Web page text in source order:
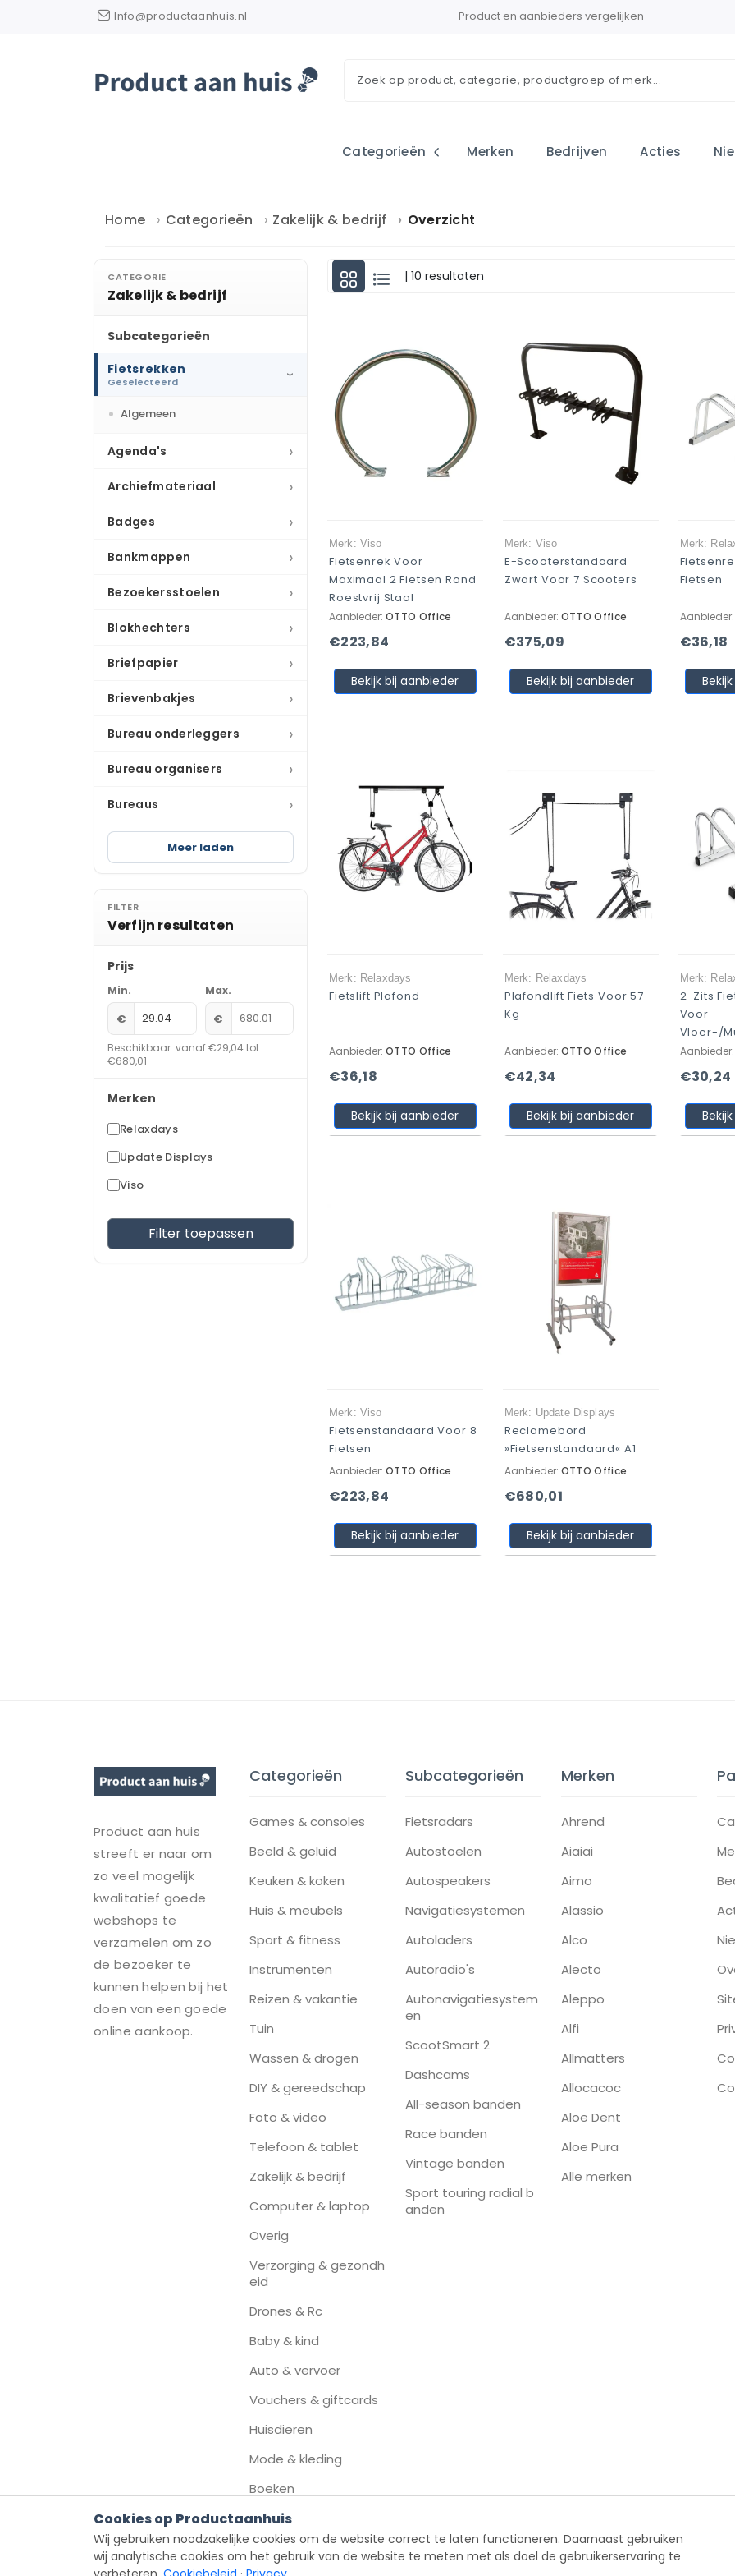
Info@productaanhuis.nl Product en aanbieders vergelijken
Categorieën Merken Bedrijven Acties
Home Categorieën Zakelijk & bedrijf Overzicht
| 10 resultaten
Merk: Viso
Fietsenrek Voor
Maximaal 2 Fietsen Rond
Roestvrij Staal
Aanbieder: OTTO Office
€223,84
Bekijk bij aanbieder
Merk: Viso
E-Scooterstandaard
Zwart Voor 7 Scooters
Aanbieder: OTTO Office
€375,09
Bekijk bij aanbieder
Merk:
Fietsen
Aanbieder:
€36,18
Merk: Relaxdays
Fietslift Plafond
Aanbieder: OTTO Office
€36,18
Bekijk bij aanbieder
Merk: Relaxdays
Plafondlift Fiets Voor 57
Kg
Aanbieder: OTTO Office
€42,34
Bekijk bij aanbieder
Merk:
2-Zits
Voor
Vloer-/
Aanbieder:
€30,24
Merk: Viso
Fietsenstandaard Voor 8
Fietsen
Aanbieder: OTTO Office
€223,84
Bekijk bij aanbieder
Merk: Update Displays
Reclamebord
»Fietsenstandaard« A1
Aanbieder: OTTO Office
€680,01
Bekijk bij aanbieder
CATEGORIE
Zakelijk & bedrijf
Subcategorieën
Fietsrekken
Geselecteerd
›
Algemeen
Agenda's ›
Archiefmateriaal ›
Badges ›
Bankmappen ›
Bezoekersstoelen ›
Blokhechters ›
Briefpapier ›
Brievenbakjes ›
Bureau onderleggers ›
Bureau organisers ›
Bureaus ›
Meer laden
FILTER
Verfijn resultaten
Prijs
Min.
€
Max.
€
Beschikbaar: vanaf €29,04 tot
€680,01
Merken
Relaxdays
Update Displays
Viso
Filter toepassen
Product aan huis
streeft er naar om
zo veel mogelijk
kwalitatief goede
webshops te
verzamelen om zo
de bezoeker te
kunnen helpen bij het
doen van een goede
online aankoop.
Categorieën
Games & consoles
Beeld & geluid
Keuken & koken
Huis & meubels
Sport & fitness
Instrumenten
Reizen & vakantie
Tuin
Wassen & drogen
DIY & gereedschap
Foto & video
Telefoon & tablet
Zakelijk & bedrijf
Computer & laptop
Overig
Verzorging & gezondh
eid
Drones & Rc
Baby & kind
Auto & vervoer
Vouchers & giftcards
Huisdieren
Mode & kleding
Boeken
Subcategorieën
Fietsradars
Autostoelen
Autospeakers
Navigatiesystemen
Autoladers
Autoradio's
Autonavigatiesystem
en
ScootSmart 2
Dashcams
All-season banden
Race banden
Vintage banden
Sport touring radial b
anden
Merken
Ahrend
Aiaiai
Aimo
Alassio
Alco
Alecto
Aleppo
Alfi
Allmatters
Allocacoc
Aloe Dent
Aloe Pura
Alle merken
Cookies op Productaanhuis
Wij gebruiken noodzakelijke cookies om de website correct te laten functioneren. Daarnaast gebruiken
wij analytische cookies om het gebruik van de website te meten met als doel de gebruikerservaring te